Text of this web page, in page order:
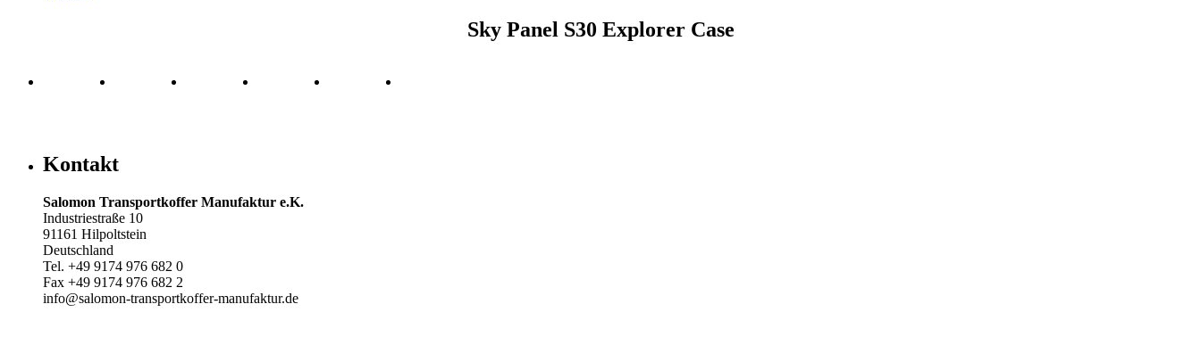
Sky Panel S30 Explorer Case
Kontakt
Salomon Transportkoffer Manufaktur e.K.
Industriestraße 10
91161 Hilpoltstein
Deutschland
Tel. +49 9174 976 682 0
Fax +49 9174 976 682 2
info@salomon-transportkoffer-manufaktur.de